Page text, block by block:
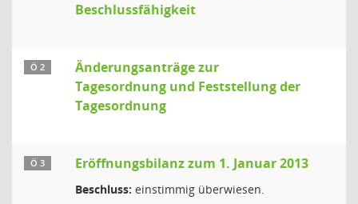
Beschlussfähigkeit
Ö 2
Änderungsanträge zur
Tagesordnung und Feststellung der
Tagesordnung
Ö 3 Eröffnungsbilanz zum 1. Januar 2013
Beschluss: einstimmig überwiesen.